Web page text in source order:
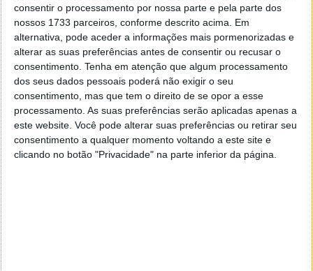
consentir o processamento por nossa parte e pela parte dos
nossos 1733 parceiros, conforme descrito acima. Em
alternativa, pode aceder a informações mais pormenorizadas e
alterar as suas preferências antes de consentir ou recusar o
consentimento. Tenha em atenção que algum processamento
dos seus dados pessoais poderá não exigir o seu
consentimento, mas que tem o direito de se opor a esse
processamento. As suas preferências serão aplicadas apenas a
este website. Você pode alterar suas preferências ou retirar seu
consentimento a qualquer momento voltando a este site e
clicando no botão "Privacidade" na parte inferior da página.
ESA: carne cultivada como alimento
espacial para astronautas é
“promissora”
O cultivo de carne no espaço poderá ajudar a
aumentar a duração e a autossuficiência das
missões. Quando os astronautas passarem meses ou
anos a bordo de naves espaciais, ou mesmo de uma
base lunar, haverá necessidade de novos tipos de